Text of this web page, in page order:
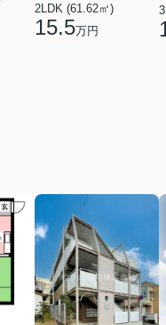
2LDK (61.62㎡)
15.5万円